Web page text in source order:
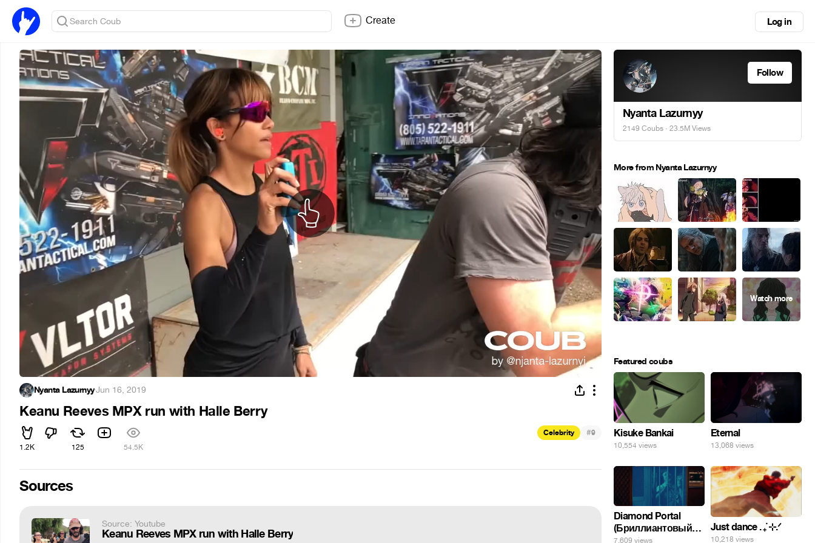
Create Log in
Nyanta Lazurnyy·Jun 16, 2019
Keanu Reeves MPX run with Halle Berry
1.2K 125 54.5K
Celebrity #9
Sources
Source: Youtube
Keanu Reeves MPX run with Halle Berry
Follow
Nyanta Lazurnyy
2149 Coubs · 23.5M Views
More from Nyanta Lazurnyy
Featured coubs
Kisuke Bankai
10,554 views
Eternal
13,068 views
Diamond Portal
(Бриллиантовый
портал). Хэлпмить
7,609 views
Just dance . ݁₊ ⊹.ᐟ
10,218 views